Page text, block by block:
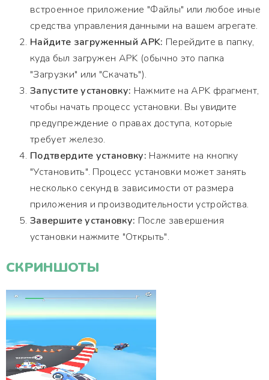
встроенное приложение "Файлы" или любое иные
средства управления данными на вашем агрегате.
Найдите загруженный APK: Перейдите в папку,
куда был загружен APK (обычно это папка
"Загрузки" или "Скачать").
Запустите установку: Нажмите на APK фрагмент,
чтобы начать процесс установки. Вы увидите
предупреждение о правах доступа, которые
требует железо.
Подтвердите установку: Нажмите на кнопку
"Установить". Процесс установки может занять
несколько секунд в зависимости от размера
приложения и производительности устройства.
Завершите установку: После завершения
установки нажмите "Открыть".
СКРИНШОТЫ